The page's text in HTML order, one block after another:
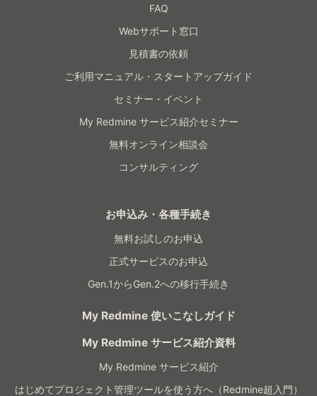
FAQ
Webサポート窓口
見積書の依頼
ご利用マニュアル・スタートアップガイド
セミナー・イベント
My Redmine サービス紹介セミナー
無料オンライン相談会
コンサルティング
お申込み・各種手続き
無料お試しのお申込
正式サービスのお申込
Gen.1からGen.2への移行手続き
My Redmine 使いこなしガイド
My Redmine サービス紹介資料
My Redmine サービス紹介
はじめてプロジェクト管理ツールを使う方へ（Redmine超入門）